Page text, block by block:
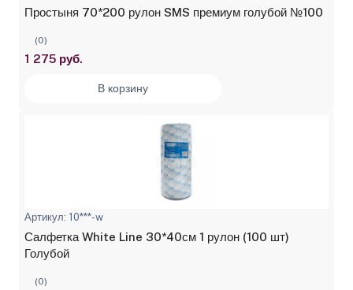
Простыня 70*200 рулон SMS премиум голубой №100
(0)
1 275 руб.
В корзину
Артикул: 10***-w
Салфетка White Line 30*40см 1 рулон (100 шт)
Голубой
(0)